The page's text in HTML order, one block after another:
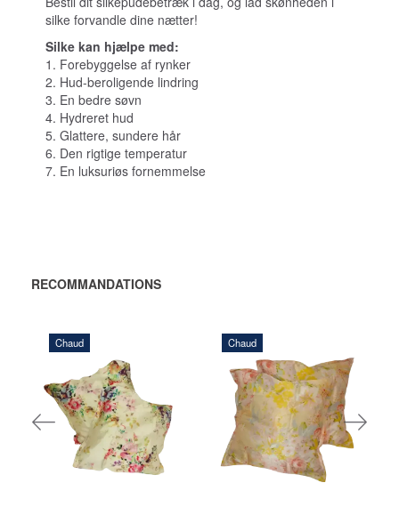
silke forvandle dine nætter!
Silke kan hjælpe med:
1. Forebyggelse af rynker
2. Hud-beroligende lindring
3. En bedre søvn
4. Hydreret hud
5. Glattere, sundere hår
6. Den rigtige temperatur
7. En luksuriøs fornemmelse
RECOMMANDATIONS
Chaud
455,00 DKK
AJOUTER AU
Chaud
455,00 DKK
AJOUTER AU
PANIER